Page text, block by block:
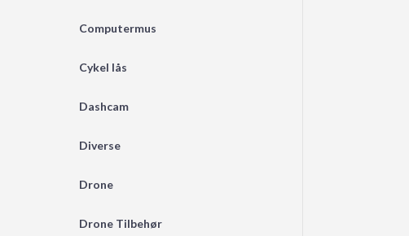
Computermus
Cykel lås
Dashcam
Diverse
Drone
Drone Tilbehør